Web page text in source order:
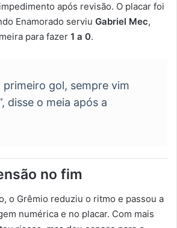
após revisão. O placar foi
Enamorado serviu Gabriel Mec,
para fazer 1 a 0.
primeiro gol, sempre vim
disse o meia após a
no fim
o Grêmio reduziu o ritmo e passou a
numérica e no placar. Com mais